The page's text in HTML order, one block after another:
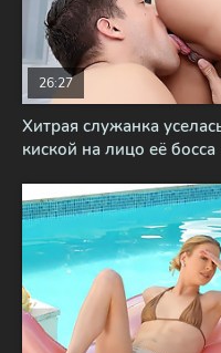
Хитрая служанка
киской на лицо её босса
26:27